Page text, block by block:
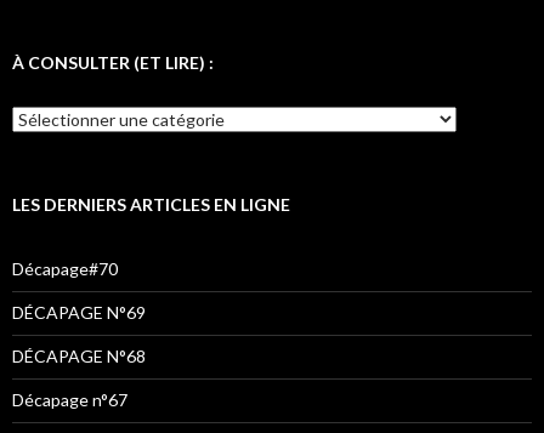
e
o
t
e
t
g
m
À CONSULTER (ET LIRE) :
À
CONSULTER
:LES DERNIERS ARTICLES EN LIGNE
Décapage#70
DÉCAPAGE N°69
DÉCAPAGE N°68
Décapage n°67